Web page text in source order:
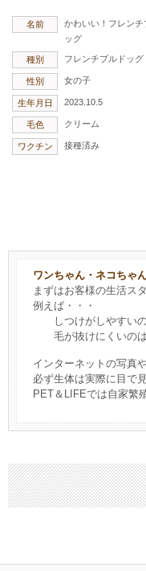
名前
かわいい！フレンチ
ッグ
種別 フレンチブルドッグ
性別 女の子
生年月日 2023.10.5
毛色 クリーム
ワクチン 接種済み
ワンちゃん・ネコちゃ
まずはお客様の生活ス
例えば・・・
しつけがしやすいの
毛が抜けにくい
インターネットの写真
必ず生体は実際に目で
PET＆LIFEでは自家繁